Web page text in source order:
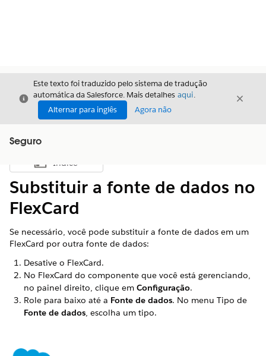
Fechar
Este texto foi traduzido pelo sistema de tradução
automática da Salesforce. Mais detalhes aqui.
Alternar para inglês
Agora não
Fechar
Seguro
Mostrar índice
Índice
Substituir a fonte de dados no
FlexCard
Se necessário, você pode substituir a fonte de dados em um
FlexCard por outra fonte de dados:
Desative o FlexCard.
No FlexCard do componente que você está gerenciando,
no painel direito, clique em Configuração.
Role para baixo até a Fonte de dados. No menu Tipo de
Fonte de dados, escolha um tipo.
adicionais conforme necessário.